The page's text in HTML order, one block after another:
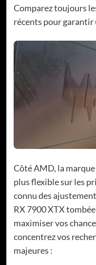
Comparez toujours
récents pour garantir
Côté AMD, la
plus flexible sur les
connu des
RX 7900 XTX
maximiser vos
concentrez vos
majeures :